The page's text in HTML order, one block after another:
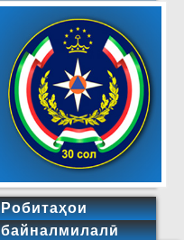
Робитаҳои
байналмилалӣ